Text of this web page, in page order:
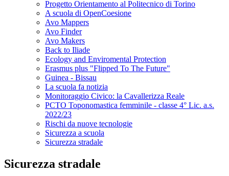
Progetto Orientamento al Politecnico di Torino
A scuola di OpenCoesione
Avo Mappers
Avo Finder
Avo Makers
Back to Iliade
Ecology and Enviromental Protection
Erasmus plus "Flipped To The Future"
Guinea - Bissau
La scuola fa notizia
Monitoraggio Civico: la Cavallerizza Reale
PCTO Toponomastica femminile - classe 4° Lic. a.s.
2022/23
Rischi da nuove tecnologie
Sicurezza a scuola
Sicurezza stradale
Sicurezza stradale